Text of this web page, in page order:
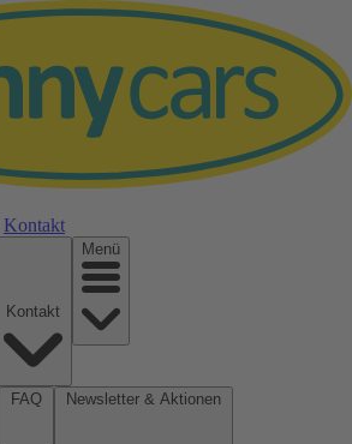
Kontakt
Menü